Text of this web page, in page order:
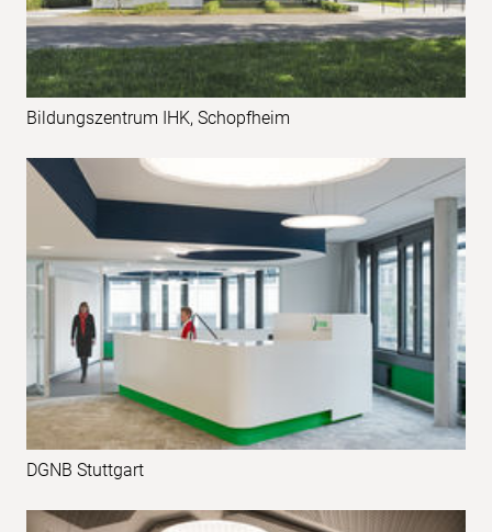
Bildungszentrum IHK, Schopfheim
DGNB Stuttgart